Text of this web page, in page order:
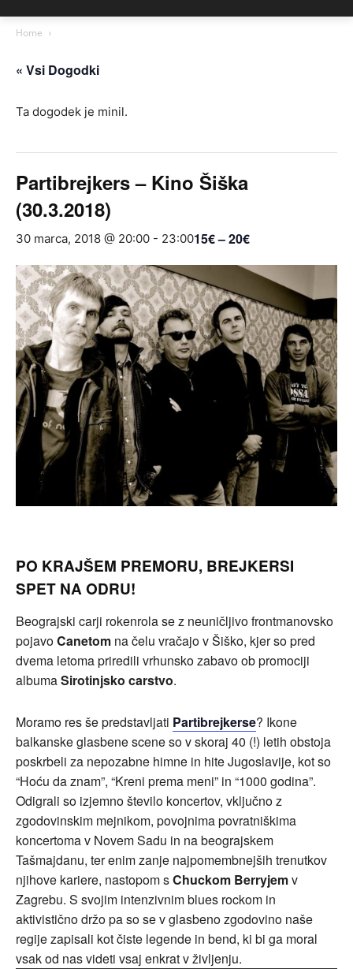
Home
« Vsi Dogodki
Ta dogodek je minil.
Partibrejkers – Kino Šiška
(30.3.2018)
30 marca, 2018 @ 20:00 - 23:0015€ – 20€
PO KRAJŠEM PREMORU, BREJKERSI
SPET NA ODRU!
Beograjski carji rokenrola se z neuničljivo frontmanovsko
pojavoCanetom na čelu vračajo v Šiško, kjer so pred
dvema letoma priredili vrhunsko zabavo ob promociji
albumaSirotinjsko carstvo.
Moramo res še predstavljati Partibrejkerse? Ikone
balkanske glasbene scene so v skoraj 40 (!) letih obstoja
poskrbeli za nepozabne himne in hite Jugoslavije, kot so
“Hoću da znam”, “Kreni prema meni” in “1000 godina”.
Odigrali so izjemno število koncertov, vključno z
zgodovinskim mejnikom, povojnima povratniškima
koncertoma v Novem Sadu in na beograjskem
Tašmajdanu, ter enim zanje najpomembnejših trenutkov
njihove kariere, nastopom sChuckom Berryjemv
Zagrebu. S svojim intenzivnim blues rockom in
aktivistično držo pa so se v glasbeno zgodovino naše
regije zapisali kot čiste legende in bend, ki bi ga moral
vsak od nas videti vsaj enkrat v življenju.